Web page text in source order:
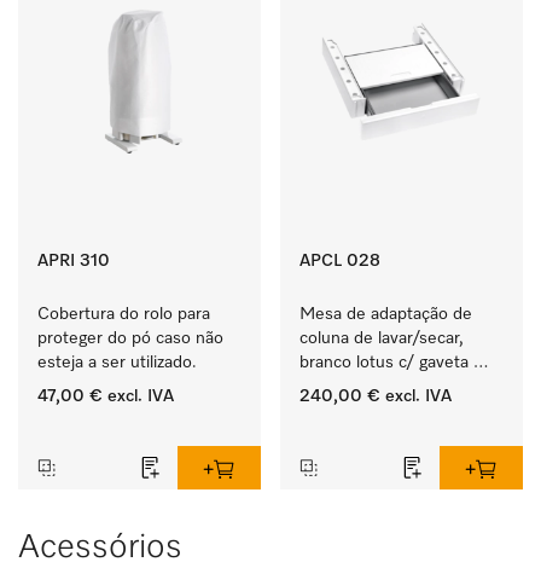
APRI 310
Cobertura do rolo para
proteger do pó caso não
esteja a ser utilizado.
47,00 € excl. IVA
APCL 028
Mesa de adaptação de
coluna de lavar/secar,
branco lotus c/ gaveta
integrada para para uma
confortável.
240,00 € excl. IVA
Acessórios